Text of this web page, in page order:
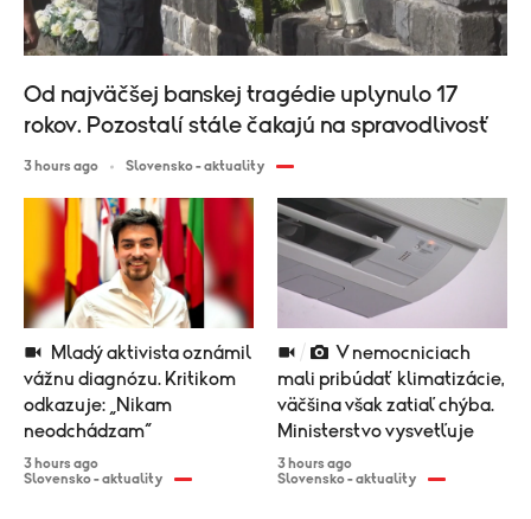
vážnu diagnózu. Kritikom
odkazuje: „Nikam
neodchádzam“
3 hours ago
Slovensko - aktuality
mali pribúdať klimatizácie,
väčšina však zatiaľ chýba.
Ministerstvo vysvetľuje
3 hours ago
Slovensko - aktuality
Od najväčšej banskej tragédie uplynulo 17
rokov. Pozostalí stále čakajú na spravodlivosť
3 hours ago Slovensko - aktuality